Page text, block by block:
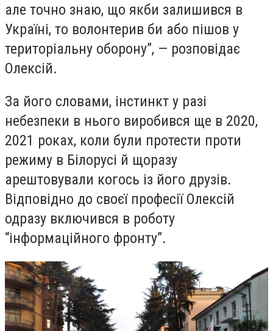
але точно знаю, що якби залишився в
Україні, то волонтерив би або пішов у
територіальну оборону”, — розповідає
Олексій.
За його словами, інстинкт у разі
небезпеки в нього виробився ще в 2020,
2021 роках, коли були протести проти
режиму в Білорусі й щоразу
арештовували когось із його друзів.
Відповідно до своєї професії Олексій
одразу включився в роботу
“інформаційного фронту”.